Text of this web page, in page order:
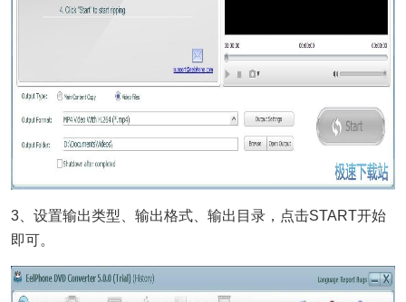
3、设置输出类型、输出格式、输出目录，点击START开始
即可。